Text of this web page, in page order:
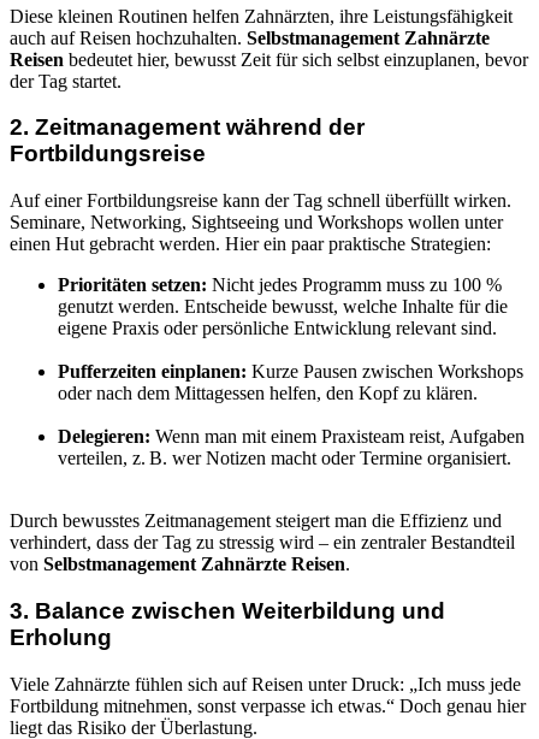
Diese kleinen Routinen helfen Zahnärzten, ihre Leistungsfähigkeit
auch auf Reisen hochzuhalten. Selbstmanagement Zahnärzte
Reisen bedeutet hier, bewusst Zeit für sich selbst einzuplanen, bevor
der Tag startet.
2. Zeitmanagement während der
Fortbildungsreise
Auf einer Fortbildungsreise kann der Tag schnell überfüllt wirken.
Seminare, Networking, Sightseeing und Workshops wollen unter
einen Hut gebracht werden. Hier ein paar praktische Strategien:
Prioritäten setzen: Nicht jedes Programm muss zu 100 %
genutzt werden. Entscheide bewusst, welche Inhalte für die
eigene Praxis oder persönliche Entwicklung relevant sind.
Pufferzeiten einplanen: Kurze Pausen zwischen Workshops
oder nach dem Mittagessen helfen, den Kopf zu klären.
Delegieren: Wenn man mit einem Praxisteam reist, Aufgaben
verteilen, z. B. wer Notizen macht oder Termine organisiert.
Durch bewusstes Zeitmanagement steigert man die Effizienz und
verhindert, dass der Tag zu stressig wird – ein zentraler Bestandteil
von Selbstmanagement Zahnärzte Reisen.
3. Balance zwischen Weiterbildung und
Erholung
Viele Zahnärzte fühlen sich auf Reisen unter Druck: „Ich muss jede
Fortbildung mitnehmen, sonst verpasse ich etwas.“ Doch genau hier
liegt das Risiko der Überlastung.